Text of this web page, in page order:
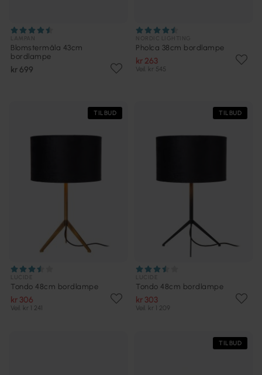
Blomstermåla 43cm
bordlampe
kr 699
Pholca 38cm bordlampe
kr 263
Veil. kr 545
TILBUD
Tondo 48cm bordlampe
kr 306
Veil. kr 1 241
TILBUD
Tondo 48cm bordlampe
kr 303
Veil. kr 1 209
TILBUD